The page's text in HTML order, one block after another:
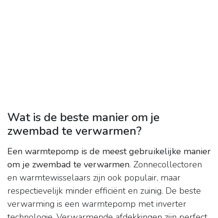
Wat is de beste manier om je
zwembad te verwarmen?
Een warmtepomp is de meest gebruikelijke manier
om je zwembad te verwarmen. Zonnecollectoren
en warmtewisselaars zijn ook populair, maar
respectievelijk minder efficiënt en zuinig. De beste
verwarming is een warmtepomp met inverter